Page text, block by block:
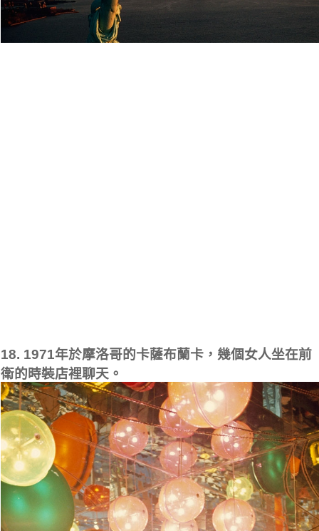
18. 1971年於摩洛哥的卡薩布蘭卡，幾個女人坐在前
衛的時裝店裡聊天。